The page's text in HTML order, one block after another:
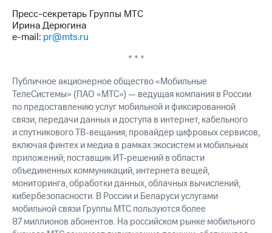
Пресс-секретарь Группы МТС
Ирина Дерюгина
e-mail: pr@mts.ru
* * *
Публичное акционерное общество «Мобильные
ТелеСистемы» (ПАО «МТС») — ведущая компания в России
по предоставлению услуг мобильной и фиксированной
связи, передачи данных и доступа в интернет, кабельного
и спутникового ТВ-вещания; провайдер цифровых сервисов,
включая финтех и медиа в рамках экосистем и мобильных
приложений; поставщик ИТ-решений в области
объединенных коммуникаций, интернета вещей,
мониторинга, обработки данных, облачных вычислений,
кибербезопасности. В России и Беларуси услугами
мобильной связи Группы МТС пользуются более
87 миллионов абонентов. На российском рынке мобильного